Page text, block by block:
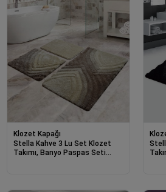
Klozet Kapağı
Stella Kahve 3 Lu Set Klozet
Takımı, Banyo Paspas Seti